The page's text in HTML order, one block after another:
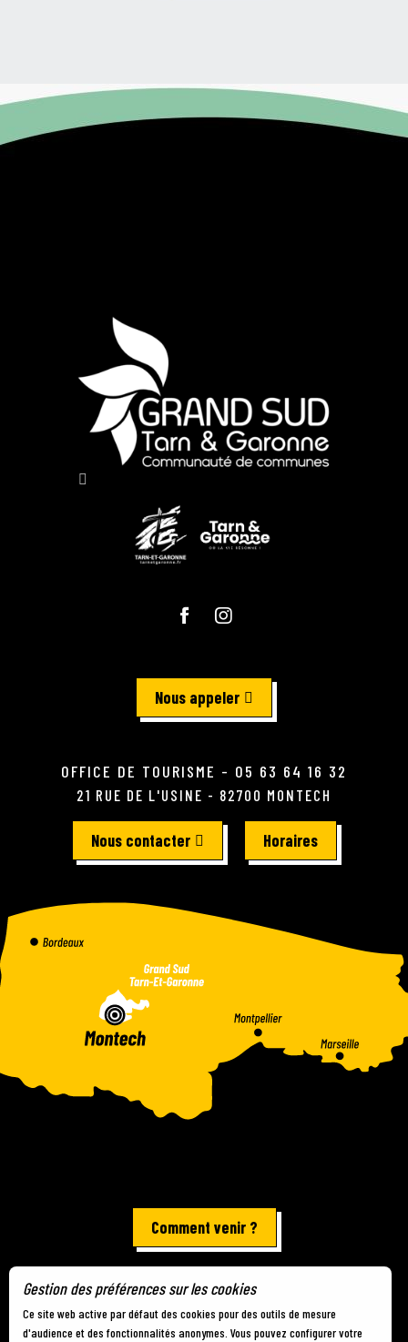
Nous appeler
OFFICE DE TOURISME - 05 63 64 16 32
21 RUE DE L'USINE - 82700 MONTECH
Nous contacter Horaires
Comment venir ?
Mentions légales - Plan du site - Gestion des cookies
Gestion des préférences sur les cookies
Ce site web active par défaut des cookies pour des outils de mesure
d'audience et des fonctionnalités anonymes. Vous pouvez configurer votre